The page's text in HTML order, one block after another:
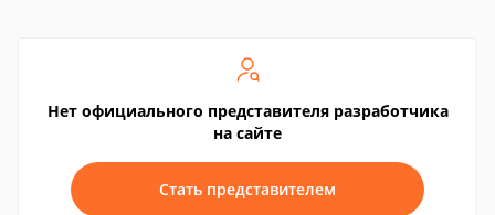
Нет официального представителя разработчика
на сайте
Стать представителем